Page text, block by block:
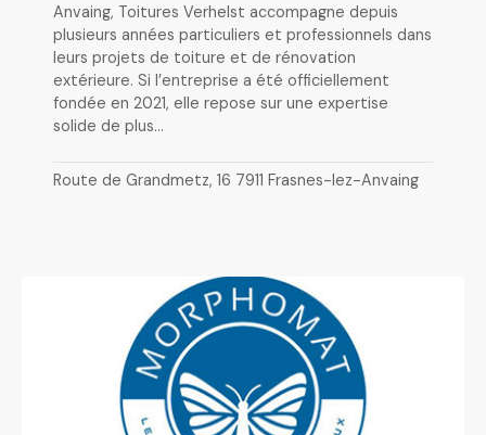
Anvaing, Toitures Verhelst accompagne depuis
plusieurs années particuliers et professionnels dans
leurs projets de toiture et de rénovation
extérieure. Si l’entreprise a été officiellement
fondée en 2021, elle repose sur une expertise
solide de plus…
Route de Grandmetz, 16 7911 Frasnes-lez-Anvaing